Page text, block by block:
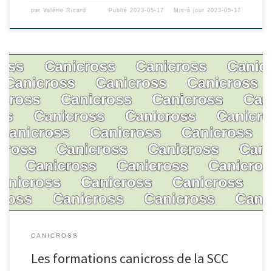
par Valérie Ricard Publié2023-05-17 Mis à jour2023-05-17
CANICROSS
Les formations canicross de la SCC